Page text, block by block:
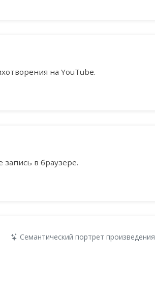
на YouTube.
запись в браузере.
Семантический портрет произведения